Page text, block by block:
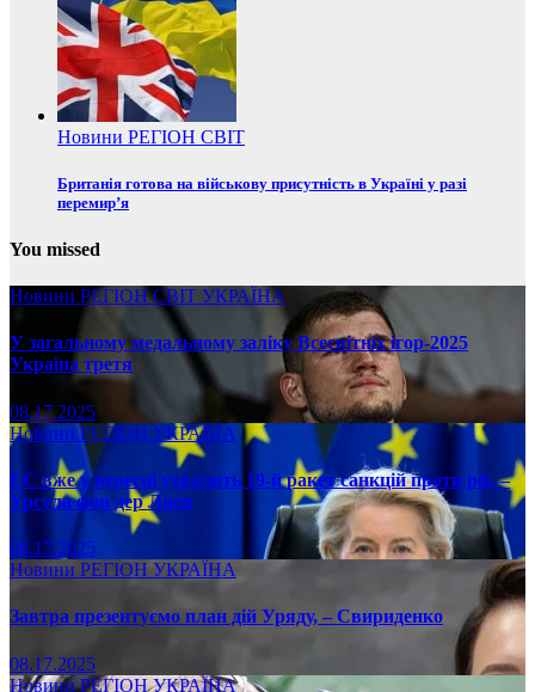
Новини РЕГІОН СВІТ
Британія готова на військову присутність в Україні у разі
перемир’я
You missed
Новини РЕГІОНСВІТ УКРАЇНА
У загальному медальному заліку Всесвітніх ігор-2025
Україна третя
08.17.2025
НовиниРЕГІОН УКРАЇНА
ЄС вже у вересні ухвалить 19-й ракет санкцій проти рф, –
Урсула фон дер Ляєн
08.17.2025
Новини РЕГІОН УКРАЇНА
Завтра презентуємо план дій Уряду, – Свириденко
08.17.2025
НовиниРЕГІОНУКРАЇНА